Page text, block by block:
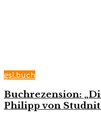
gsi.buch
Buchrezension:
Philipp von